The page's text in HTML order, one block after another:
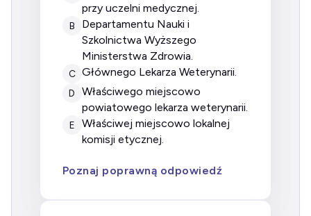
przy uczelni medycznej.
B
Departamentu Nauki i
Szkolnictwa Wyższego
Ministerstwa Zdrowia.
C Głównego Lekarza Weterynarii.
D
właściwego miejscowo
powiatowego lekarza weterynarii.
E
właściwej miejscowo lokalnej
komisji etycznej.
Poznaj poprawną odpowiedź